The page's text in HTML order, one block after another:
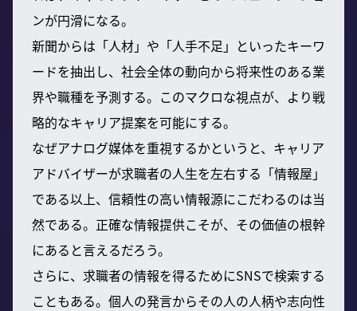
ンが円滑になる。
新聞からは「人材」や「人手不足」といったキーワ
ードを抽出し、社会全体の動向から将来性のある業
界や職種を予測する。このマクロな視点が、より戦
略的なキャリア提案を可能にする。
なぜアナログ媒体を重視するかというと、キャリア
アドバイザーが求職者の人生を左右する「情報屋」
である以上、信頼性の高い情報源にこだわるのは当
然である。正確な情報提供こそが、その価値の根幹
にあると言えるだろう。
さらに、求職者の情報を得るためにSNSで検索する
こともある。個人の発言からその人の人柄や志向性